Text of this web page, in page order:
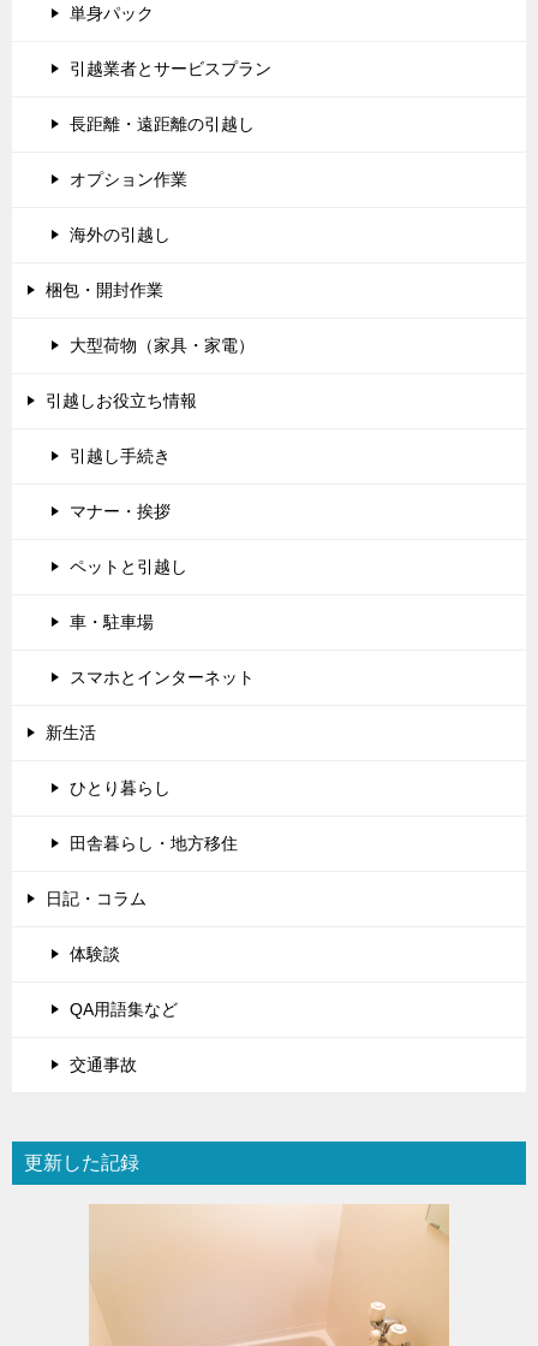
単身パック
引越業者とサービスプラン
長距離・遠距離の引越し
オプション作業
海外の引越し
梱包・開封作業
大型荷物（家具・家電）
引越しお役立ち情報
引越し手続き
マナー・挨拶
ペットと引越し
車・駐車場
スマホとインターネット
新生活
ひとり暮らし
田舎暮らし・地方移住
日記・コラム
体験談
QA用語集など
交通事故
更新した記録